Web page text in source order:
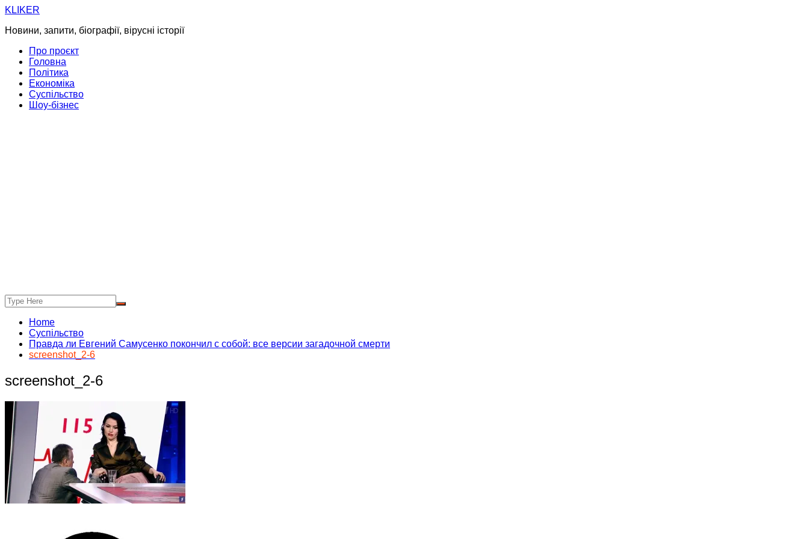
Skip
content
KLIKER
Новини, запити, біографії, вірусні історії
Про проєкт
Головна
Політика
Економіка
Суспільство
Шоу-бізнес
Home
Суспільство
Правда ли Евгений Самусенко покончил с собой: все версии загадочной смерти
screenshot_2-6
screenshot_2-6